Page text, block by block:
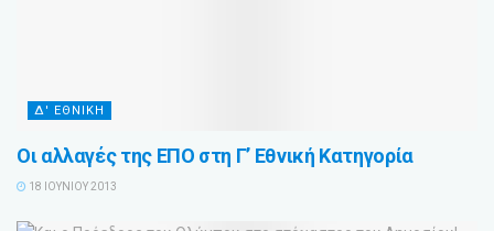
Δ' ΕΘΝΙΚΗ
Οι αλλαγές της ΕΠΟ στη Γ’ Εθνική Κατηγορία
18 ΙΟΥΝΊΟΥ 2013